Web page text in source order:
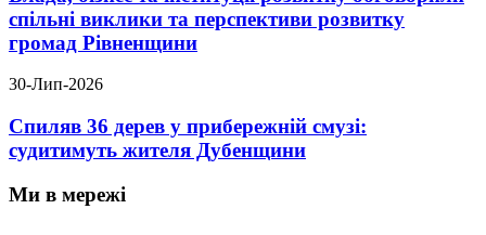
спільні виклики та перспективи розвитку
громад Рівненщини
30-Лип-2026
Спиляв 36 дерев у прибережній смузі:
судитимуть жителя Дубенщини
Ми в мережі